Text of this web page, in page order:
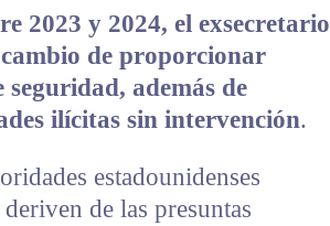
2023 y 2024, el exsecretario
de proporcionar
además de
ilícitas sin intervención.
estadounidenses
de las presuntas